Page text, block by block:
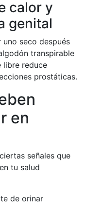
calor y
genital
seco después
transpirable
libre reduce
prostáticas.
en
señales que
tu salud
de orinar